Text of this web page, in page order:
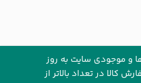
و موجودی سایت به روز
کالا در تعداد بالاتر از